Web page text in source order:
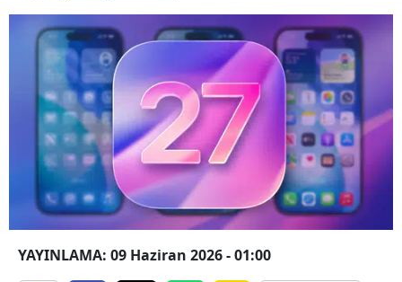
YAYINLAMA: 09 Haziran 2026 - 01:00